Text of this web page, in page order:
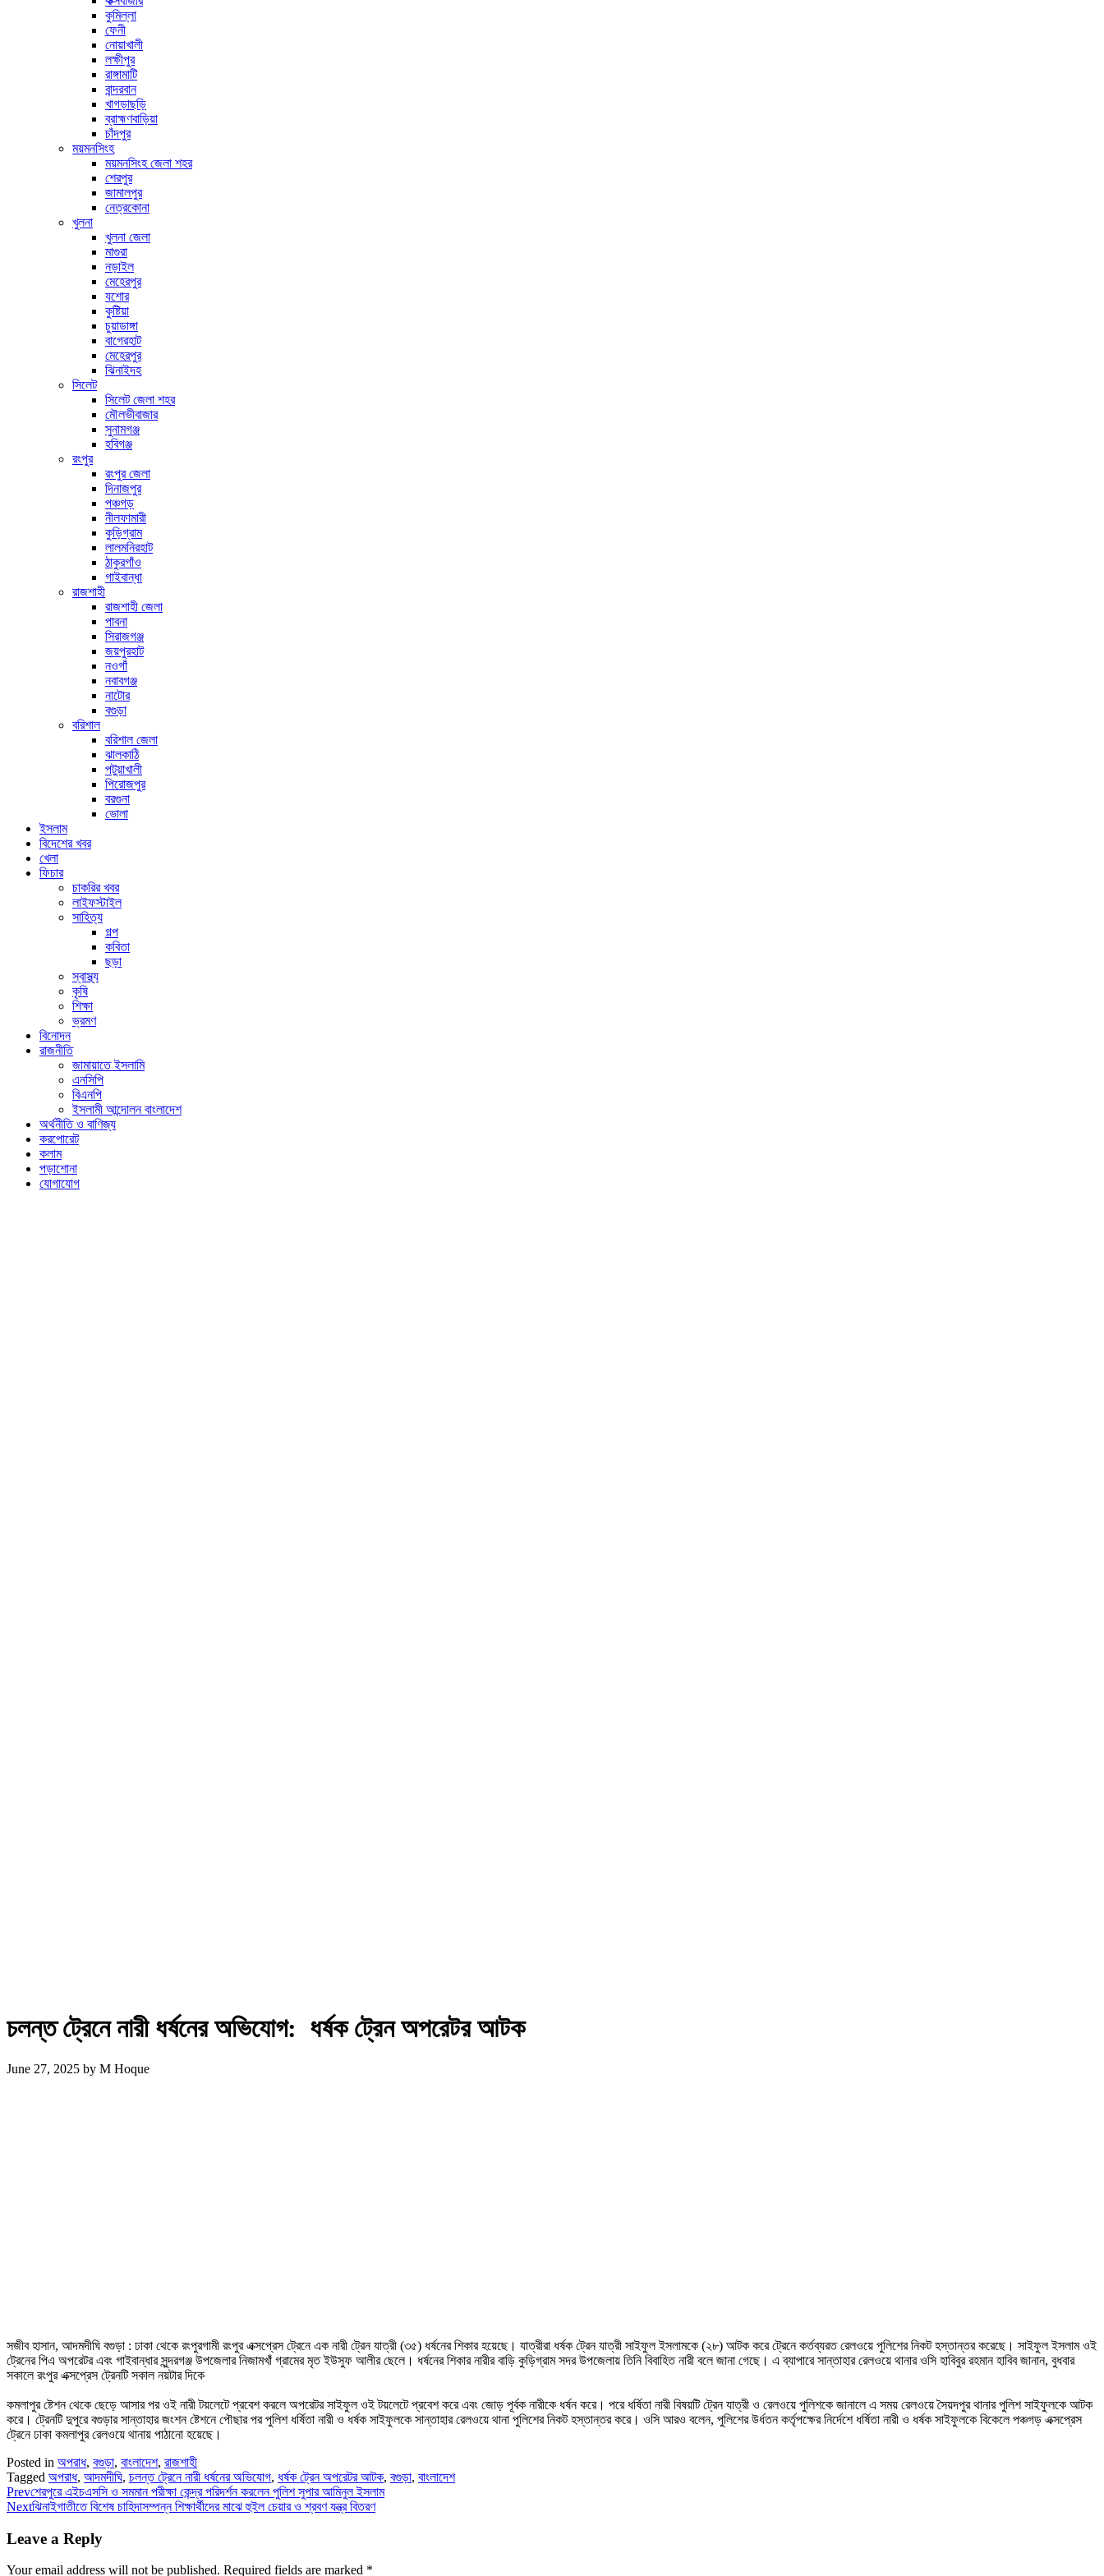
কুমিল্লা
ফেনী
নোয়াখালী
লক্ষীপুর
রাঙ্গামাটি
বান্দরবান
খাগড়াছড়ি
ব্রাহ্মণবাড়িয়া
চাঁদপুর
ময়মনসিংহ
ময়মনসিংহ জেলা শহর
শেরপুর
জামালপুর
নেত্রকোনা
খুলনা
খুলনা জেলা
মাগুরা
নড়াইল
মেহেরপুর
যশোর
কুষ্টিয়া
চুয়াডাঙ্গা
বাগেরহাট
মেহেরপুর
ঝিনাইদহ
সিলেট
সিলেট জেলা শহর
মৌলভীবাজার
সুনামগঞ্জ
হবিগঞ্জ
রংপুর
রংপুর জেলা
দিনাজপুর
পঞ্চগড়
নীলফামারী
কুড়িগ্রাম
লালমনিরহাট
ঠাকুরগাঁও
গাইবান্ধা
রাজশাহী
রাজশাহী জেলা
পাবনা
সিরাজগঞ্জ
জয়পুরহাট
নওগাঁ
নবাবগঞ্জ
নাটোর
বগুড়া
বরিশাল
বরিশাল জেলা
ঝালকাঠি
পটুয়াখালী
পিরোজপুর
বরগুনা
ভোলা
ইসলাম
বিদেশের খবর
খেলা
ফিচার
চাকরির খবর
লাইফস্টাইল
সাহিত্য
গল্প
কবিতা
ছড়া
স্বাস্থ্য
কৃষি
শিক্ষা
ভ্রমণ
বিনোদন
রাজনীতি
জামায়াতে ইসলামি
এনসিপি
বিএনপি
ইসলামী আন্দোলন বাংলাদেশ
অর্থনীতি ও বাণিজ্য
করপোরেট
কলাম
পড়াশোনা
যোগাযোগ
চলন্ত ট্রেনে নারী ধর্ষনের অভিযোগ: ধর্ষক ট্রেন অপরেটর আটক
June 27, 2025 by M Hoque
সজীব হাসান, আদমদীঘি বগুড়া : ঢাকা থেকে রংপুরগামী রংপুর এক্সপ্রেস ট্রেনে এক নারী ট্রেন যাত্রী (৩৫) ধর্ষনের শিকার হয়েছে। যাত্রীরা ধর্ষক ট্রেন যাত্রী সাইফুল ইসলামকে (২৮) আটক করে ট্রেনে কর্তব্যরত রেলওয়ে পুলিশের নিকট হস্তান্তর করেছে। সাইফুল ইসলাম ওই
ট্রেনের পিএ অপরেটর এবং গাইবান্ধার সুন্দরগঞ্জ উপজেলার নিজামখাঁ গ্রামের মৃত ইউসুফ আলীর ছেলে। ধর্ষনের শিকার নারীর বাড়ি কুড়িগ্রাম সদর উপজেলায় তিনি বিবাহিত নারী বলে জানা গেছে। এ ব্যাপারে সান্তাহার রেলওয়ে থানার ওসি হাবিবুর রহমান হাবিব জানান, বুধবার
সকালে রংপুর এক্সপ্রেস ট্রেনটি সকাল নয়টার দিকে
কমলাপুর ষ্টেশন থেকে ছেড়ে আসার পর ওই নারী টয়লেটে প্রবেশ করলে অপরেটর সাইফুল ওই টয়লেটে প্রবেশ করে এবং জোড় পূর্বক নারীকে ধর্ষন করে। পরে ধর্ষিতা নারী বিষয়টি ট্রেন যাত্রী ও রেলওয়ে পুলিশকে জানালে এ সময় রেলওয়ে সৈয়দপুর থানার পুলিশ সাইফুলকে আটক
করে। ট্রেনটি দুপুরে বগুড়ার সান্তাহার জংশন ষ্টেশনে পৌছার পর পুলিশ ধর্ষিতা নারী ও ধর্ষক সাইফুলকে সান্তাহার রেলওয়ে থানা পুলিশের নিকট হস্তান্তর করে। ওসি আরও বলেন, পুলিশের উর্ধতন কর্তৃপক্ষের নির্দেশে ধর্ষিতা নারী ও ধর্ষক সাইফুলকে বিকেলে পঞ্চগড় এক্সপ্রেস
ট্রেনে ঢাকা কমলাপুর রেলওয়ে থানায় পাঠানো হয়েছে।
Posted in অপরাধ, বগুড়া, বাংলাদেশ, রাজশাহী
Tagged অপরাধ, আদমদীঘি, চলন্ত ট্রেনে নারী ধর্ষনের অভিযোগ, ধর্ষক ট্রেন অপরেটর আটক, বগুড়া, বাংলাদেশ
Prevশেরপুরে এইচএসসি ও সমমান পরীক্ষা কেন্দ্র পরিদর্শন করলেন পুলিশ সুপার আমিনুল ইসলাম
Nextঝিনাইগাতীতে বিশেষ চাহিদাসম্পন্ন শিক্ষার্থীদের মাঝে হুইল চেয়ার ও শ্রবণ যন্ত্র বিতরণ
Leave a Reply
Your email address will not be published. Required fields are marked *